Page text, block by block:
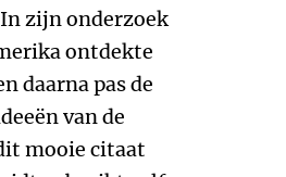
zijn onderzoek
ontdekte
daarna pas de
van de
mooie citaat